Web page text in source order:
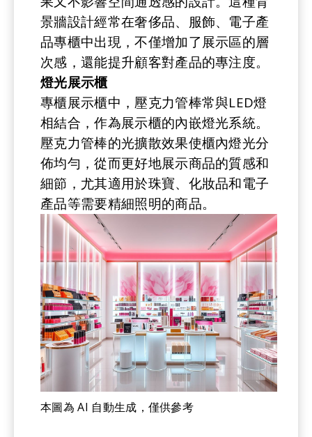
景牆設計經常在奢侈品、服飾、電子產
品專櫃中出現，不僅增加了展示區的層
次感，還能提升顧客對產品的專注度。
燈光展示櫃
專櫃展示櫃中，壓克力管棒常與LED燈
相結合，作為展示櫃的內嵌燈光系統。
壓克力管棒的光擴散效果使櫃內燈光分
佈均勻，從而更好地展示商品的質感和
細節，尤其適用於珠寶、化妝品和電子
產品等需要精細照明的商品。
本圖為 AI 自動生成，僅供參考